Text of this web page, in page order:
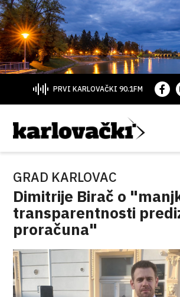
PRVI KARLOVAČKI 90.1FM
GRAD KARLOVAC
Dimitrije Birač o
transparentnosti
proračuna"